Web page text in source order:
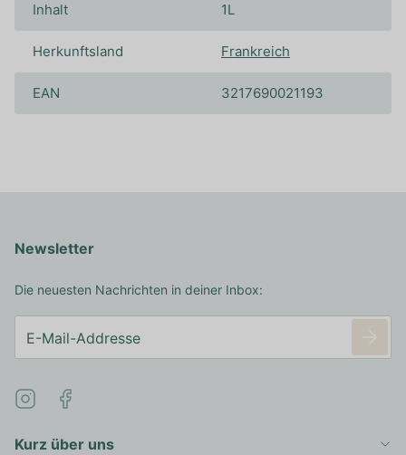
Inhalt 1L
Herkunftsland Frankreich
EAN 3217690021193
Kurz über uns
Newsletter
Die neuesten Nachrichten in deiner Inbox: